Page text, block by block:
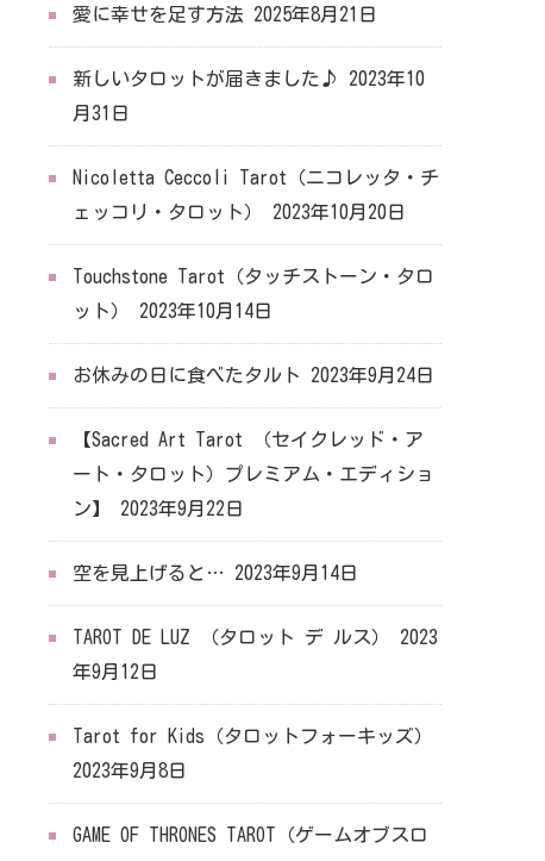
愛に幸せを足す方法 2025年8月21日
新しいタロットが届きました♪
2023年10
月31日
Nicoletta Ceccoli Tarot（ニコレッタ・チ
ェッコリ・タロット）
2023年10月20日
Touchstone Tarot（タッチストーン・タロ
ット）
2023年10月14日
お休みの日に食べたタルト 2023年9月24日
【Sacred Art Tarot （セイクレッド・ア
ート・タロット）プレミアム・エディショ
ン】
2023年9月22日
空を見上げると… 2023年9月14日
TAROT DE LUZ （タロット デ ルス）
2023
年9月12日
Tarot for Kids（タロットフォーキッズ）
2023年9月8日
GAME OF THRONES TAROT（ゲームオブスロ